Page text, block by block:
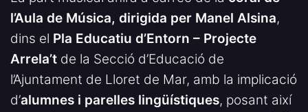
l’Aula de Música, dirigida per Manel Alsina,
dins el Pla Educatiu d’Entorn – Projecte
Arrela’t de la Secció d’Educació de
l’Ajuntament de Lloret de Mar, amb la implicació
d’alumnes i parelles lingüístiques, posant així